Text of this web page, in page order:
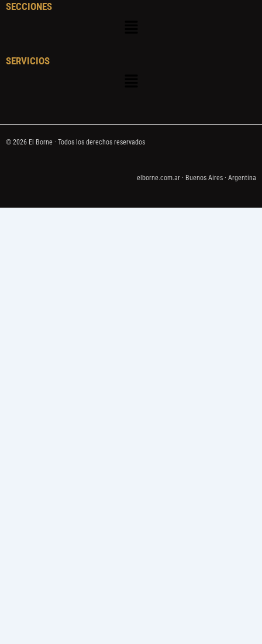
SECCIONES
SERVICIOS
© 2026 El Borne · Todos los derechos reservados
elborne.com.ar · Buenos Aires · Argentina